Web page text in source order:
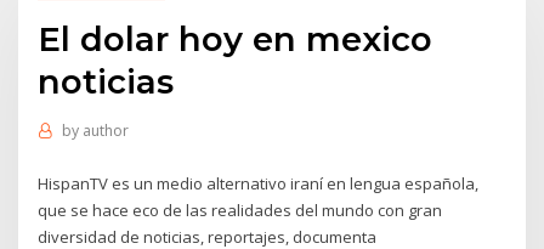
El dolar hoy en mexico
noticias
by author
HispanTV es un medio alternativo iraní en lengua española,
que se hace eco de las realidades del mundo con gran
diversidad de noticias, reportajes, documenta